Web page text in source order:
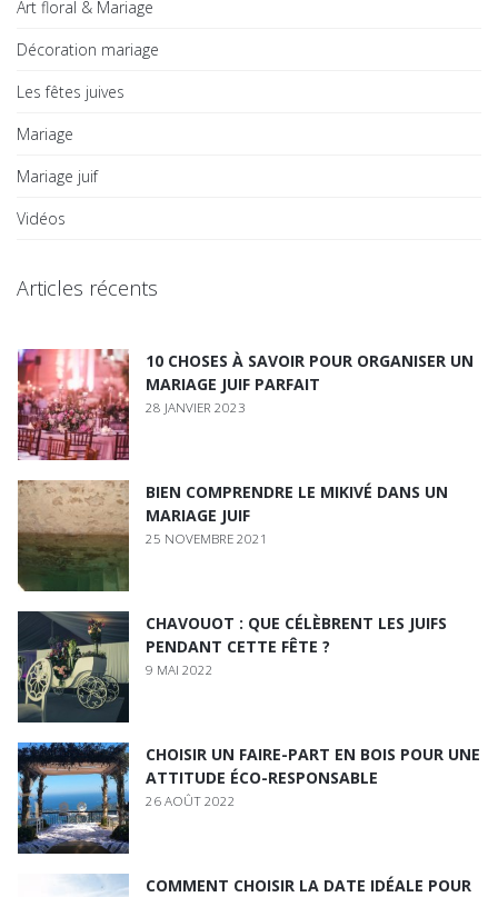
Art floral & Mariage
Décoration mariage
Les fêtes juives
Mariage
Mariage juif
Vidéos
Articles récents
10 CHOSES À SAVOIR POUR ORGANISER UN
MARIAGE JUIF PARFAIT
28 JANVIER 2023
BIEN COMPRENDRE LE MIKIVÉ DANS UN
MARIAGE JUIF
25 NOVEMBRE 2021
CHAVOUOT : QUE CÉLÈBRENT LES JUIFS
PENDANT CETTE FÊTE ?
9 MAI 2022
CHOISIR UN FAIRE-PART EN BOIS POUR UNE
ATTITUDE ÉCO-RESPONSABLE
26 AOÛT 2022
COMMENT CHOISIR LA DATE IDÉALE POUR